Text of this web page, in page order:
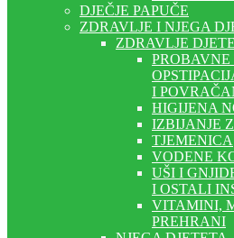
DJEČJE PAPUČE
ZDRAVLJE I NJEGA
ZDRAVLJE
PROBAVNE
I
HIGIJENA
IZBIJANJE
TJEMENICA
VODENE
UŠI I
I OSTALI
VITAMINI,
PREHRANI